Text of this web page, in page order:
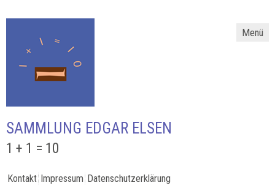
Menü
SAMMLUNG EDGAR ELSEN
1 + 1 = 10
Kontakt Impressum Datenschutzerklärung